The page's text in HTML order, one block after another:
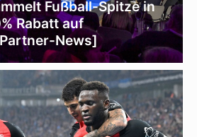
Fußball-Spitze in
Rabatt auf
News]